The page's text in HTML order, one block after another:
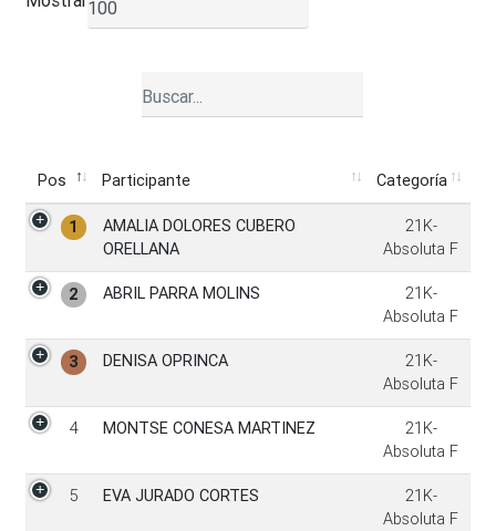
Pos Participante
Categoría
Pos
Participante Categoría
1
AMALIA DOLORES CUBERO
ORELLANA
21K-
Absoluta F
2 ABRIL PARRA MOLINS
21K-
Absoluta F
3 DENISA OPRINCA
21K-
Absoluta F
4 MONTSE CONESA MARTINEZ
21K-
Absoluta F
5 EVA JURADO CORTES
21K-
Absoluta F